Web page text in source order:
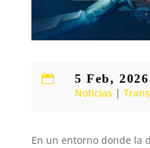
 5 Feb, 2026
Noticias|
En un entorno donde la